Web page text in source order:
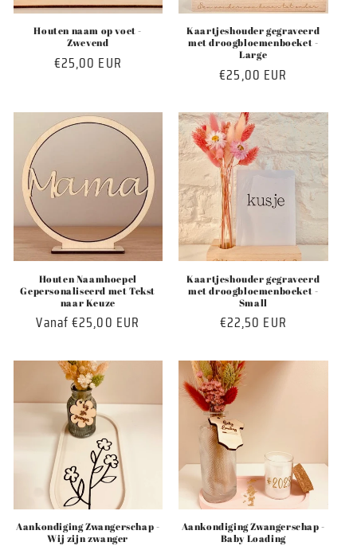
Houten naam op voet -
Zwevend
Normale
€25,00 EUR
Kaartjeshouder gegraveerd
met droogbloemenboeket -
Large
Normale
€25,00 EUR
Houten Naamhoepel
Gepersonaliseerd met Tekst
naar Keuze
Normale
Vanaf €25,00 EUR
Kaartjeshouder gegraveerd
met droogbloemenboeket -
Small
Normale
€22,50 EUR
Aankondiging Zwangerschap -
Wij zijn zwanger
Aankondiging Zwangerschap -
Baby Loading